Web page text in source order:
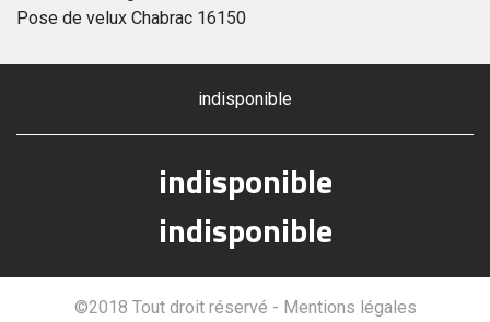
Pose de velux Chabrac 16150
indisponible
indisponible
indisponible
©2018 Tout droit réservé - Mentions légales